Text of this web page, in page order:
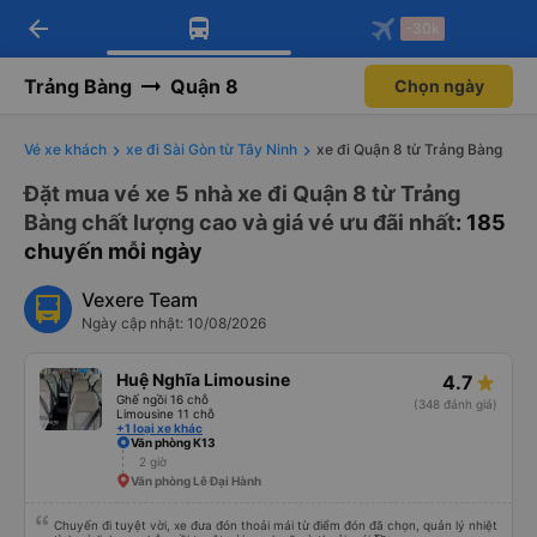
Tải app Vexere ngay!
Nhận ưu đãi thành viên độc
Mở app
Tải app Vexere
-30k/ghế khi đặt vé máy bay qua
Mở app
arrow_back -30k
Trảng Bàng Quận 8 Chọn ngày
Vé xe khách xe đi Sài Gòn từ Tây Ninh xe đi Quận 8 từ Trảng Bàng
Đặt mua vé xe 5 nhà xe đi Quận 8 từ Trảng
Bàng chất lượng cao và giá vé ưu đãi nhất: 185
chuyến mỗi ngày
Vexere Team
Ngày cập nhật: 10/08/2026
Huệ Nghĩa Limousine
Ghế ngồi 16 chỗ
Limousine 11 chỗ
+1 loại xe khác
4.7
(348 đánh giá)
Văn phòng K13
2 giờ
Văn phòng Lê Đại Hành
Chuyến đi tuyệt vời, xe đưa đón thoải mái từ điểm đón đã chọn, quản lý nhiệt